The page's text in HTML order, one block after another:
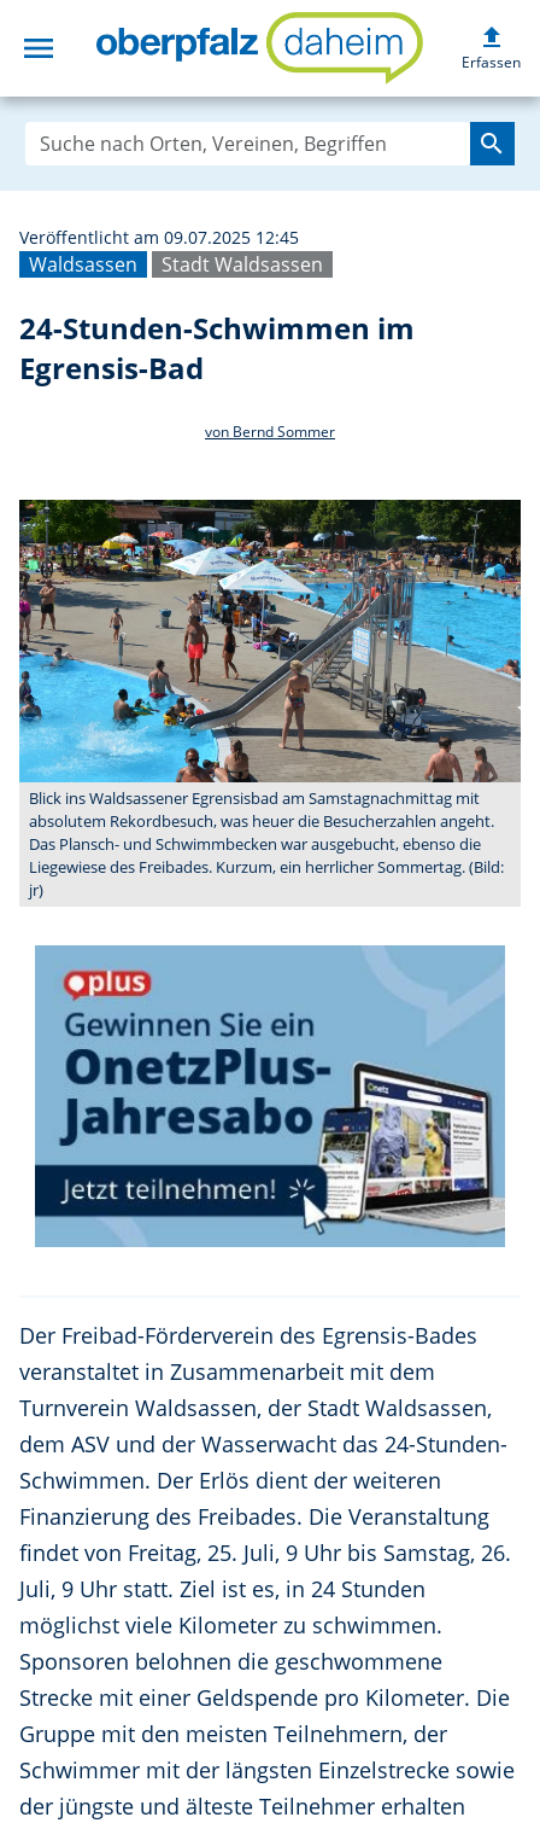
menu 24-Stunden-
upload
Erfassen
search
Waldsassen Stadt Waldsassen
Veröffentlicht am 09.07.2025 12:45
24-Stunden-Schwimmen im
Egrensis-Bad
von Bernd Sommer
Blick ins Waldsassener Egrensisbad am Samstagnachmittag mit
absolutem Rekordbesuch, was heuer die Besucherzahlen angeht.
Das Plansch- und Schwimmbecken war ausgebucht, ebenso die
Liegewiese des Freibades. Kurzum, ein herrlicher Sommertag. (Bild:
jr)
Der Freibad-Förderverein des Egrensis-Bades
veranstaltet in Zusammenarbeit mit dem
Turnverein Waldsassen, der Stadt Waldsassen,
dem ASV und der Wasserwacht das 24-Stunden-
Schwimmen. Der Erlös dient der weiteren
Finanzierung des Freibades. Die Veranstaltung
findet von Freitag, 25. Juli, 9 Uhr bis Samstag, 26.
Juli, 9 Uhr statt. Ziel ist es, in 24 Stunden
möglichst viele Kilometer zu schwimmen.
Sponsoren belohnen die geschwommene
Strecke mit einer Geldspende pro Kilometer. Die
Gruppe mit den meisten Teilnehmern, der
Schwimmer mit der längsten Einzelstrecke sowie
der jüngste und älteste Teilnehmer erhalten